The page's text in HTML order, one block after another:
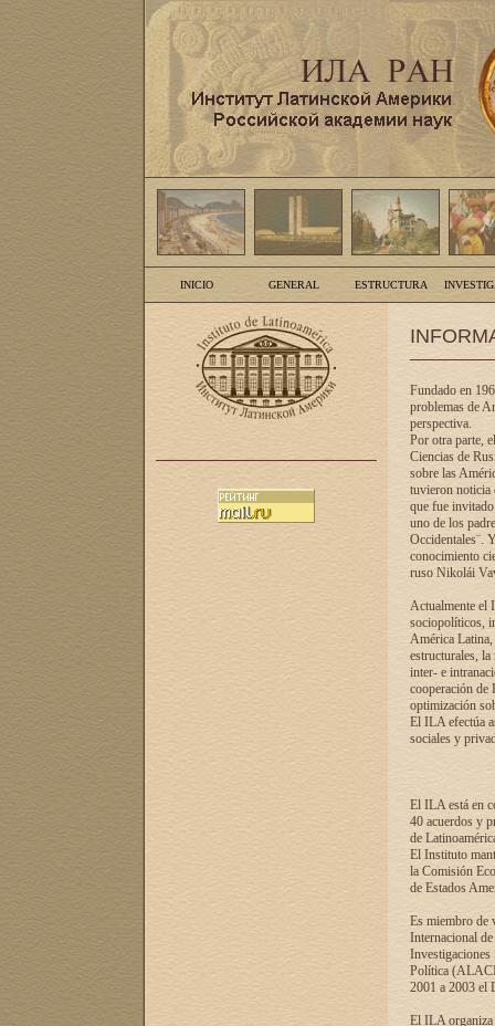
INICIO GENERAL ESTRUCTURA
Fundado en
problemas de
perspectiva.
Por otra parte,
Ciencias de
sobre las
tuvieron noticia
que fue
uno de los
Occidentales¨.
conocimiento
ruso Nikolái
Actualmente el
sociopolíticos,
América Latina,
estructurales,
inter- e
cooperación de
optimización
El ILA efectúa
sociales y
El ILA está en
40 acuerdos y
de
El Instituto
la Comisión
de Estados
Es miembro de
Internacional
Investigaciones
Política
2001 a 2003 el
El ILA organiza